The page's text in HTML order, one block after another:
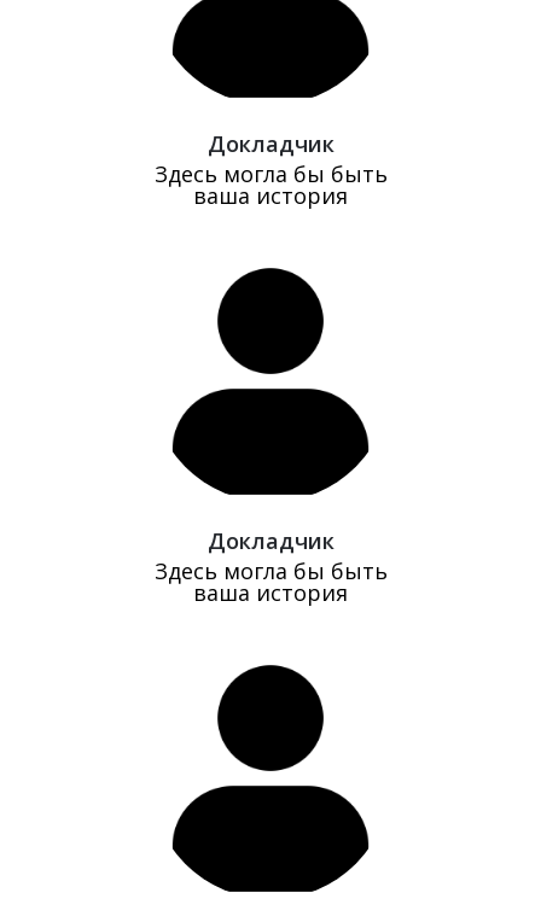
Докладчик
Здесь могла бы быть
ваша история
Докладчик
Здесь могла бы быть
ваша история